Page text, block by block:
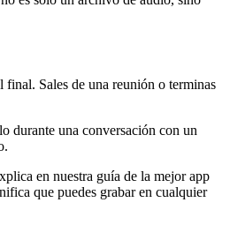
Sales de una reunión o terminas
durante una conversación con un
en nuestra guía de la mejor app
que puedes grabar en cualquier